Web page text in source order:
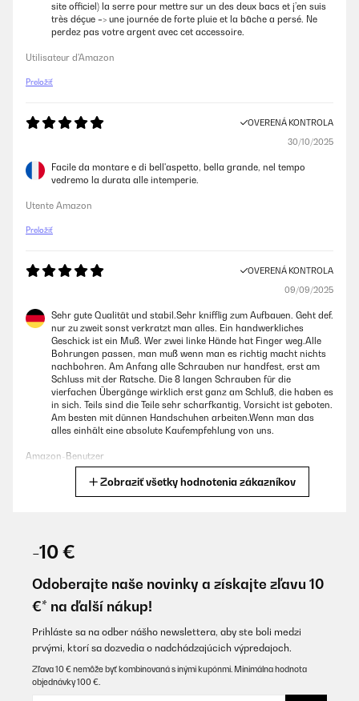
site officiel) la serre pour mettre sur un des deux bacs et j’en suis
très déçue => une journée de forte pluie et la bâche a persé. Ne
perdez pas votre argent avec cet accessoire.
Utilisateur d'Amazon
Preložiť
OVERENÁ KONTROLA
30/10/2025
Facile da montare e di bell'aspetto, bella grande, nel tempo
vedremo la durata alle intemperie.
Utente Amazon
Preložiť
OVERENÁ KONTROLA
09/09/2025
Sehr gute Qualität und stabil.Sehr knifflig zum Aufbauen. Geht def.
nur zu zweit sonst verkratzt man alles. Ein handwerkliches
Geschick ist ein Muß. Wer zwei linke Hände hat Finger weg.Alle
Bohrungen passen, man muß wenn man es richtig macht nichts
nachbohren. Am Anfang alle Schrauben nur handfest, erst am
Schluss mit der Ratsche. Die 8 langen Schrauben für die
vierfachen Übergänge wirklich erst ganz am Schluß, die haben es
in sich. Teils sind die Teile sehr scharfkantig, Vorsicht ist geboten.
Am besten mit dünnen Handschuhen arbeiten.Wenn man das
alles einhält eine absolute Kaufempfehlung von uns.
Amazon-Benutzer
es alleine aufzubauen - wenn man es verschieben will, den Platz
nochmal korrigieren, ist man allerdings besser zu zweit.Ich habe
unten ein Mäusegitter drunter gelegt und oben (Vorsicht hat
scharfe Kanten) einen Kunststoffschoner angebracht. Dann habe
ich noch einen batteriebetriebenen Schneckenzaun angeklebt
und hatte diese Jahr schon toll Ernte. Macht viel Spass!
Amazon-Benutzer
Zobraziť všetky hodnotenia zákazníkov
-10 €
Odoberajte naše novinky a získajte zľavu 10
€* na ďalší nákup!
Prihláste sa na odber nášho newslettera, aby ste boli medzi
prvými, ktorí sa dozvedia o nadchádzajúcich výpredajoch.
Zľava 10 € nemôže byť kombinovaná s inými kupónmi. Minimálna hodnota
objednávky 100 €.